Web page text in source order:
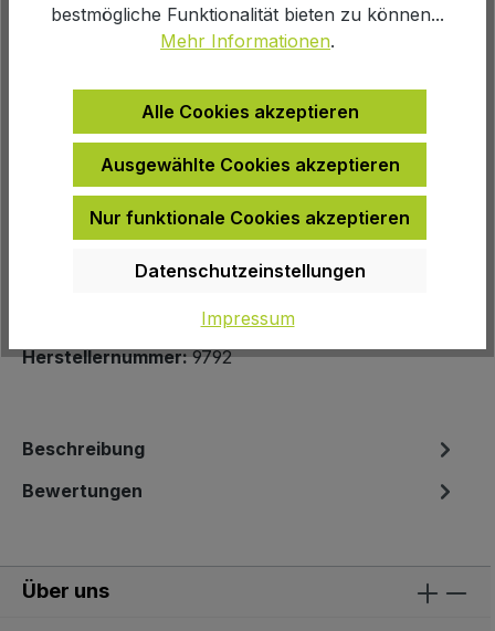
grau rosa
Zur Wunschliste hinzufügen
Produktnummer:37123
Herstellernummer:9792
Beschreibung
Bewertungen
Über uns
bestmögliche Funktionalität bieten zu können...
Mehr Informationen.
Alle Cookies akzeptieren
Ausgewählte Cookies akzeptieren
Nur funktionale Cookies akzeptieren
Datenschutzeinstellungen
Impressum